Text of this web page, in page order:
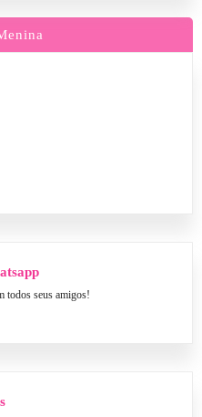
todos seus amigos!